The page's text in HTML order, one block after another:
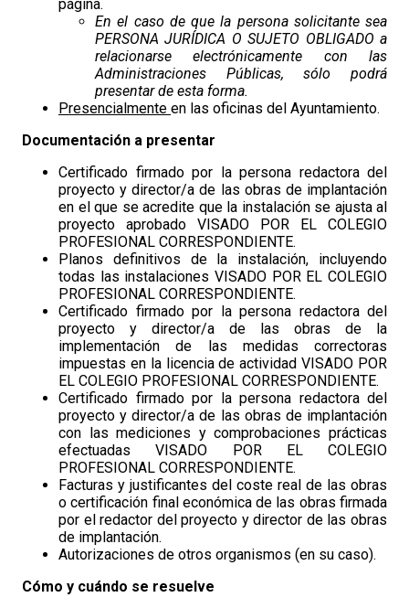
página.
En el caso de que la persona solicitante sea
PERSONA JURÍDICA O SUJETO OBLIGADO a
relacionarse electrónicamente con las
Administraciones Públicas, sólo podrá
presentar de esta forma.
Presencialmente en las oficinas del Ayuntamiento.
Documentación a presentar
Certificado firmado por la persona redactora del
proyecto y director/a de las obras de implantación
en el que se acredite que la instalación se ajusta al
proyecto aprobado VISADO POR EL COLEGIO
PROFESIONAL CORRESPONDIENTE.
Planos definitivos de la instalación, incluyendo
todas las instalaciones VISADO POR EL COLEGIO
PROFESIONAL CORRESPONDIENTE.
Certificado firmado por la persona redactora del
proyecto y director/a de las obras de la
implementación de las medidas correctoras
impuestas en la licencia de actividad VISADO POR
EL COLEGIO PROFESIONAL CORRESPONDIENTE.
Certificado firmado por la persona redactora del
proyecto y director/a de las obras de implantación
con las mediciones y comprobaciones prácticas
efectuadas VISADO POR EL COLEGIO
PROFESIONAL CORRESPONDIENTE.
Facturas y justificantes del coste real de las obras
o certificación final económica de las obras firmada
por el redactor del proyecto y director de las obras
de implantación.
Autorizaciones de otros organismos (en su caso).
Cómo y cuándo se resuelve